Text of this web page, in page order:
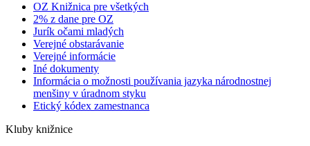
OZ Knižnica pre všetkých
2% z dane pre OZ
Jurík očami mladých
Verejné obstarávanie
Verejné informácie
Iné dokumenty
Informácia o možnosti používania jazyka národnostnej
menšiny v úradnom styku
Etický kódex zamestnanca
Kluby knižnice